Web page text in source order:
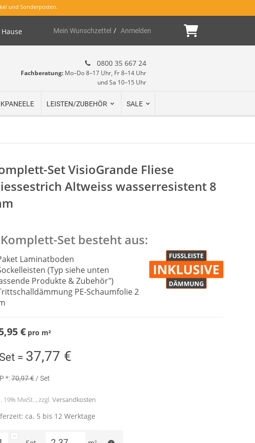
und Sonderposten.
Mein
Mein Wunschzettel Anmelden
0800 35 667 24
Fachberatung: Mo–Do 8–17 Uhr, Fr 8–14 Uhr
und Sa 10–15 Uhr
LEISTEN/ZUBEHÖR SALE
Set VisioGrande Fliese
Altweiss wasserresistent 8
Set besteht aus:
Laminatboden
(Typ siehe unten
Produkte & Zubehör")
PE-Schaumfolie 2
€pro m²
= 37,77 €
*:70,97 €/ Set
19% MwSt. , zzgl. Versandkosten
ca. 5 bis 12 Werktage